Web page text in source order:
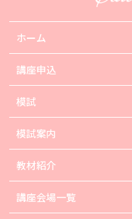
ホーム
講座申込
模試
模試案内
教材紹介
講座会場一覧